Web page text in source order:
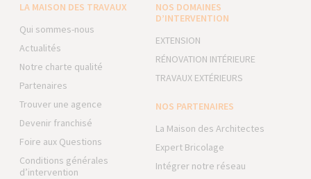
LA MAISON DES TRAVAUX
Qui sommes-nous
Actualités
Notre charte qualité
Partenaires
Trouver une agence
Devenir franchisé
Foire aux Questions
Conditions générales
d’intervention
NOS DOMAINES
D’INTERVENTION
EXTENSION
RÉNOVATION INTÉRIEURE
TRAVAUX EXTÉRIEURS
NOS PARTENAIRES
La Maison des Architectes
Expert Bricolage
Intégrer notre réseau